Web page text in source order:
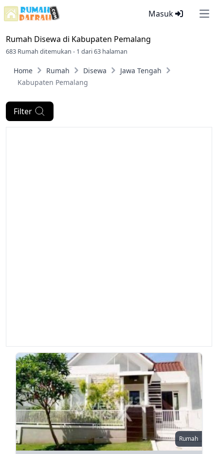
Masuk
Rumah Disewa di Kabupaten Pemalang
683 Rumah ditemukan - 1 dari 63 halaman
Home Rumah Disewa
Jawa Tengah
Kabupaten Pemalang
Filter
Rumah